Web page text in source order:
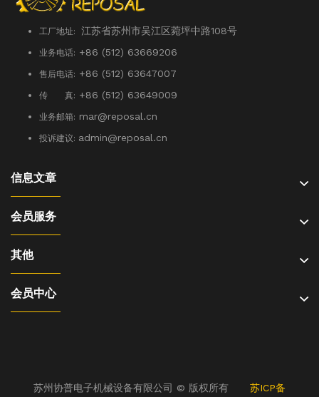
工厂地址: 江苏省苏州市吴江区菀坪中路108号
业务电话: +86 (512) 63669206
售后电话: +86 (512) 63647007
传 真: +86 (512) 63649009
业务邮箱: mar@reposal.cn
投诉建议: admin@reposal.cn
信息文章
会员服务
其他
会员中心
苏州协普电子机械设备有限公司 © 版权所有 苏ICP备